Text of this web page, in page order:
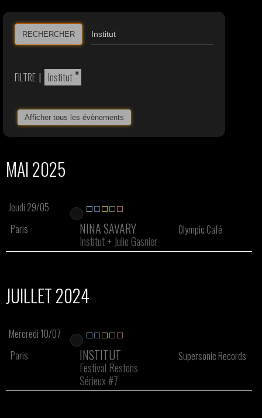
RECHERCHER
FILTRE | ×
Institut
Afficher tous les évènements
MAI 2025
Jeudi 29/05
Paris
NINA SAVARY
Institut+ Julie Gasnier
Olympic Café
JUILLET 2024
Mercredi 10/07
Paris
INSTITUT
Festival Restons
Sérieux #7
Supersonic Records